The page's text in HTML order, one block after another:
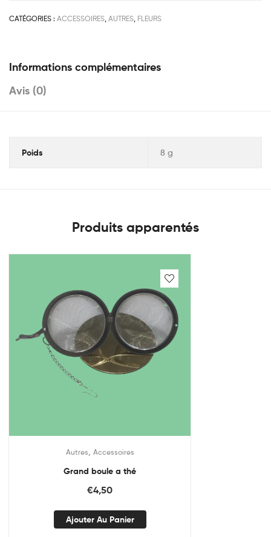
CATÉGORIES : ACCESSOIRES, AUTRES, FLEURS
Informations complémentaires
Avis (0)
Poids 8 g
Produits apparentés
Autres, Accessoires
Grand boule a thé
€4,50
Ajouter Au Panier